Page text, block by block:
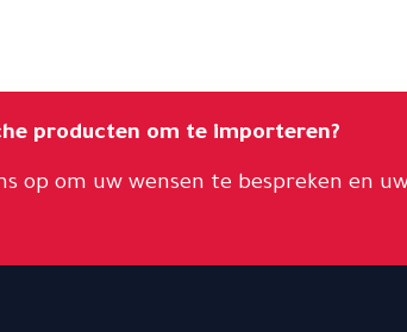
producten om te importeren?
op om uw wensen te bespreken en